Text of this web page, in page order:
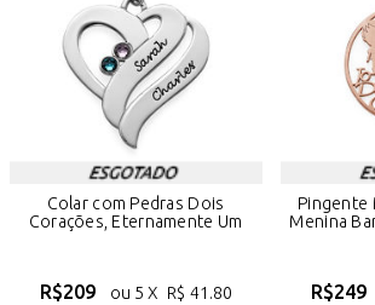
Colar com Pedras Dois
Corações, Eternamente Um
R$209 ou 5 X R$ 41.80
Pingente
Menina
R$249